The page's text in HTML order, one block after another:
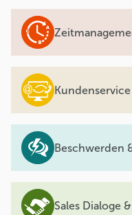
Beschwerden
Sales Dialoge